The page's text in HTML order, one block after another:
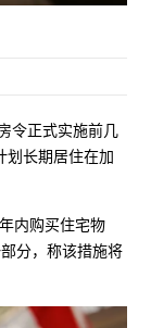
令正式实施前几
划长期居住在加
内购买住宅物
分，称该措施将